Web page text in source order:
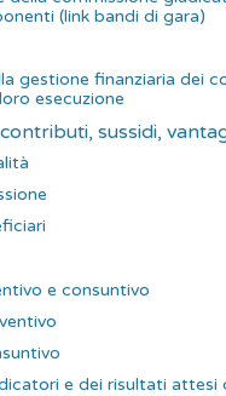
(link bandi di gara)
gestione finanziaria dei
esecuzione
sussidi,
e consuntivo
e dei risultati attesi